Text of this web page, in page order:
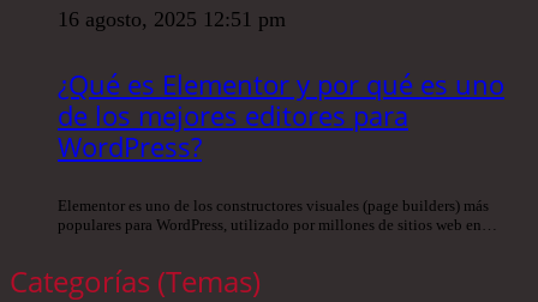
16 agosto, 2025 12:51 pm
¿Qué es Elementor y por qué es uno
de los mejores editores para
WordPress?
Elementor es uno de los constructores visuales (page builders) más
populares para WordPress, utilizado por millones de sitios web en…
Categorías (Temas)